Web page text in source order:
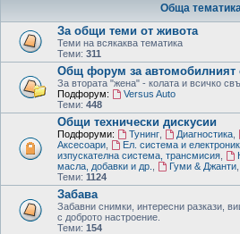
Обща
За общи теми от живота
Теми на всякаква тематика
Теми: 311
Общ форум за автомобилният
За втората "жена" - колата и всичко
Подфорум:
Versus Auto
Теми: 448
Общи технически дискусии
Подфоруми: Тунинг, Диагностика,
Аксесоари
Ел. система и
изпускателна система, трансмисия
масла, добавки и др.
Гуми & Джанти,
Теми: 1124
Забава
Забавни снимки, интересни разкази,
с доброто настроение.
Теми: 154